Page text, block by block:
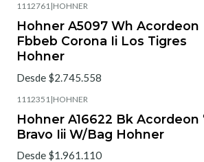
1112761|HOHNER
Hohner A5097 Wh Acordeon
Fbbeb Corona Ii Los Tigres
Hohner
Desde $2.745.558
1112351 |HOHNER
Hohner A16622 Bk Acordeon
Bravo Iii W/Bag Hohner
Desde $1.961.110